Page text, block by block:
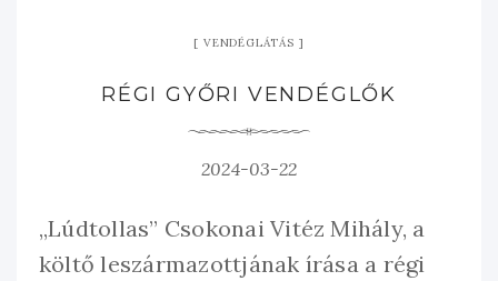
VENDÉGLÁTÁS
RÉGI GYŐRI VENDÉGLŐK
2024-03-22
„Lúdtollas” Csokonai Vitéz Mihály, a
költő leszármazottjának írása a régi